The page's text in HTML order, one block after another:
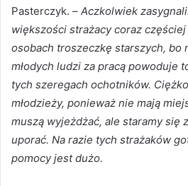
Pasterczyk. – Aczkolwiek
większości strażacy coraz
osobach troszeczkę starszych, bo
młodych ludzi za pracą powoduje
tych szeregach ochotników.
młodzieży, ponieważ nie mają
muszą wyjeżdżać, ale staramy się
uporać. Na razie tych strażaków
pomocy jest dużo.